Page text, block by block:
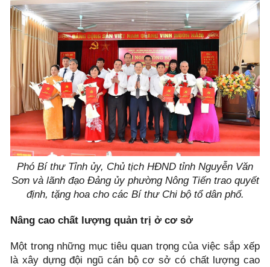
Phó Bí thư Tỉnh ủy, Chủ tịch HĐND tỉnh Nguyễn Văn
Sơn và lãnh đạo Đảng ủy phường Nông Tiến trao quyết
định, tặng hoa cho các Bí thư Chi bộ tổ dân phố.
Nâng cao chất lượng quản trị ở cơ sở
Một trong những mục tiêu quan trọng của việc sắp xếp
là xây dựng đội ngũ cán bộ cơ sở có chất lượng cao